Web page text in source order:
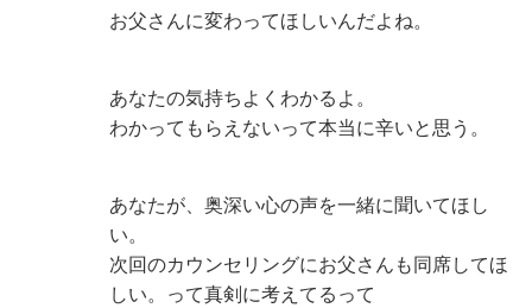
お父さんに変わってほしいんだよね。
あなたの気持ちよくわかるよ。
わかってもらえないって本当に辛いと思う。
あなたが、奥深い心の声を一緒に聞いてほし
い。
次回のカウンセリングにお父さんも同席してほ
しい。って真剣に考えてるって